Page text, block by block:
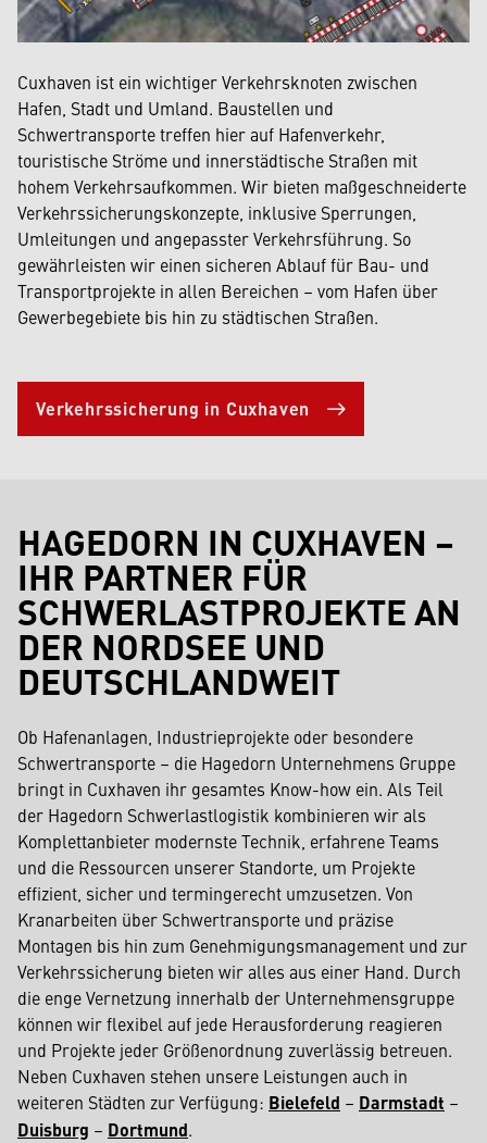
Cuxhaven ist ein wichtiger Verkehrsknoten zwischen
Hafen, Stadt und Umland. Baustellen und
Schwertransporte treffen hier auf Hafenverkehr,
touristische Ströme und innerstädtische Straßen mit
hohem Verkehrsaufkommen. Wir bieten maßgeschneiderte
Verkehrssicherungskonzepte, inklusive Sperrungen,
Umleitungen und angepasster Verkehrsführung. So
gewährleisten wir einen sicheren Ablauf für Bau- und
Transportprojekte in allen Bereichen – vom Hafen über
Gewerbegebiete bis hin zu städtischen Straßen.
Verkehrssicherung in Cuxhaven
HAGEDORN IN CUXHAVEN –
IHR PARTNER FÜR
SCHWERLASTPROJEKTE AN
DER NORDSEE UND
DEUTSCHLANDWEIT
Ob Hafenanlagen, Industrieprojekte oder besondere
Schwertransporte – die Hagedorn Unternehmens Gruppe
bringt in Cuxhaven ihr gesamtes Know-how ein. Als Teil
der Hagedorn Schwerlastlogistik kombinieren wir als
Komplettanbieter modernste Technik, erfahrene Teams
und die Ressourcen unserer Standorte, um Projekte
effizient, sicher und termingerecht umzusetzen. Von
Kranarbeiten über Schwertransporte und präzise
Montagen bis hin zum Genehmigungsmanagement und zur
Verkehrssicherung bieten wir alles aus einer Hand. Durch
die enge Vernetzung innerhalb der Unternehmensgruppe
können wir flexibel auf jede Herausforderung reagieren
und Projekte jeder Größenordnung zuverlässig betreuen.
Neben Cuxhaven stehen unsere Leistungen auch in
weiteren Städten zur Verfügung: Bielefeld – Darmstadt –
Duisburg – Dortmund.